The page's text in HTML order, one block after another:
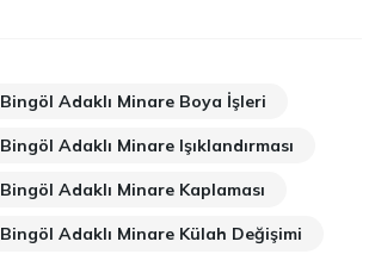
Bingöl Adaklı Minare Boya İşleri
Bingöl Adaklı Minare Işıklandırması
Bingöl Adaklı Minare Kaplaması
Bingöl Adaklı Minare Külah Değişimi